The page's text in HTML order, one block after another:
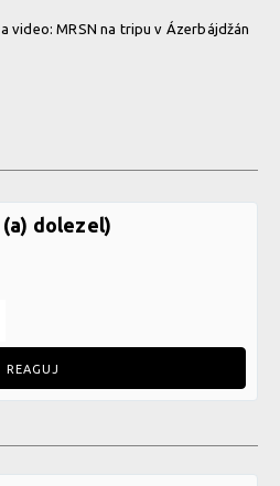
video: MRSN na tripu v Ázerbájdžán
(a) dolezel)
REAGUJ